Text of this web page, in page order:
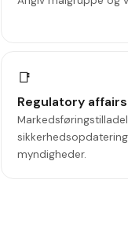
📑
Regulatory affairs
myndigheder.